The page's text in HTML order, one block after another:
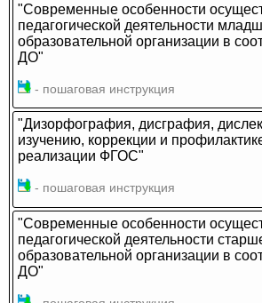
"Современные особенности
педагогической деятельности
образовательной организации в
ДО"
- пошаговая инструкция
"Дизорфография, дисграфия,
изучению, коррекции и
реализации ФГОС"
- пошаговая инструкция
"Современные особенности
педагогической деятельности
образовательной организации в
ДО"